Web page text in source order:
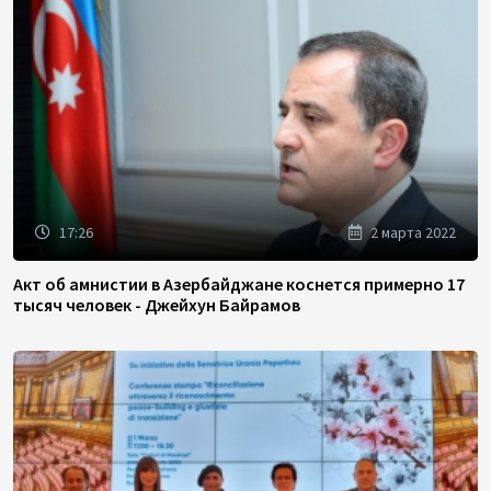
17:26 2 марта 2022
Акт об амнистии в Азербайджане коснется примерно 17
тысяч человек - Джейхун Байрамов